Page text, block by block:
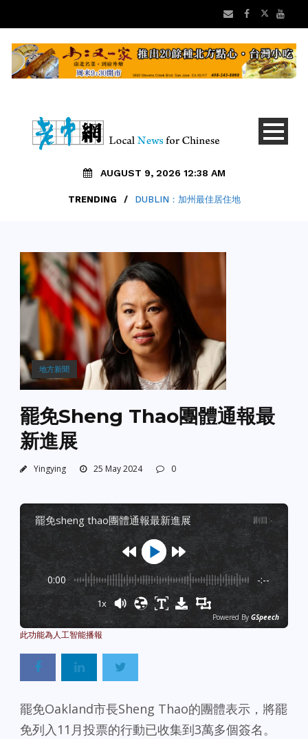
AUGUST 9, 2026 12:38 AM
TRENDING / DUBLIN：加州最佳居住地
地方新聞
罷免Sheng Thao團體通報最
新進展
Yingying 25 May 2024 0
罷免sheng thao團體通報最新進展 剧目 :-
0:00 -:--
1x
Powered By GSpeech
罷免Oakland市長Sheng Thao的團體表示，將罷
免列入11月投票的行動已收集到3萬多個簽名。